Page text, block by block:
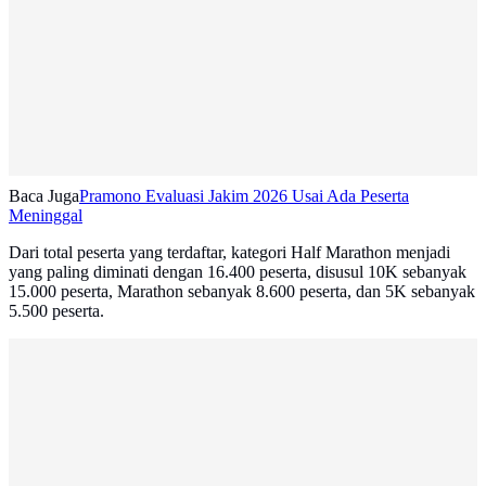
Baca JugaPramono Evaluasi Jakim 2026 Usai Ada Peserta
Meninggal
Dari total peserta yang terdaftar, kategori Half Marathon menjadi
yang paling diminati dengan 16.400 peserta, disusul 10K sebanyak
15.000 peserta, Marathon sebanyak 8.600 peserta, dan 5K sebanyak
5.500 peserta.